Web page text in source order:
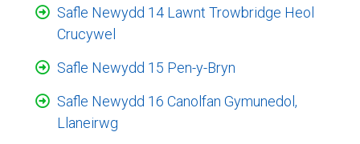
Safle Newydd 14 Lawnt Trowbridge Heol
Crucywel
Safle Newydd 15 Pen-y-Bryn
Safle Newydd 16 Canolfan Gymunedol,
Llaneirwg